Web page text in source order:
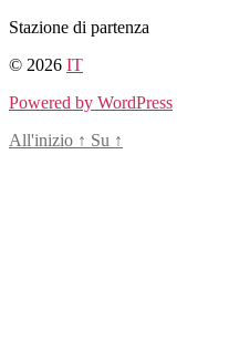
Salta
contenuto
Stazione di partenza
© 2026 IT
Powered by WordPress
All'inizio ↑ Su ↑